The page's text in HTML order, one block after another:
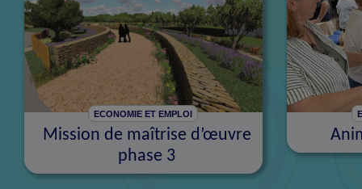
ECONOMIE ET EMPLOI
Mission de maîtrise d’œuvre
phase 3